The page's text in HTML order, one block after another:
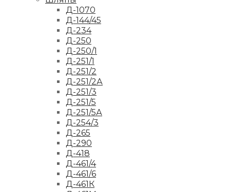
Д-1070
Д-144/45
Д-234
Д-250
Д-250/1
Д-251/1
Д-251/2
Д-251/2А
Д-251/3
Д-251/5
Д-251/5А
Д-254/3
Д-265
Д-290
Д-418
Д-461/4
Д-461/6
Д-461К